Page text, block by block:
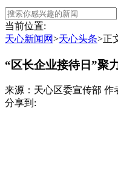
当前位置:
天心新闻网>天心头条>正
“区长企业接待日”聚
来源：天心区委宣传部 作
分享到: